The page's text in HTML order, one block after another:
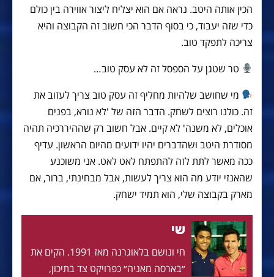
הכין אותה היטב. נראה אם הוא יצליח ליצור אווירה בין כולם
כדי שזה יעבוד, כי בסוף הדבר הכי חשוב זה הקבוצה והיא
צריכה לתפקד טוב.
טר שטגן על הספסל זה לא עסק טוב…
מי שחושב שלהיות מחליף זה עסק טוב צריך לעזוב את
זה. כולנו רוצים לשחק. הדבר הזה של 'לא נורא, בפנים
אוכלים, לא משנה' לא קיים. אבל חשוב רק שההיררכיה תהיה
מסודרת היטב ושהדברים יהיו ידועים מהיום הראשון. עדיף
ככה מאשר לתת לזה להתפתח לאט לאט. אני משוכנע
שהאנזי יודע מה הוא צריך לעשות, אבל מבחינתי, ברור, אם
מארק בקבוצה שלי, הוא תמיד ישחק.
שי
חי ונושם בלאוגרנה מאז 1991. הקים את
״בארסה מאניה״ כפרויקט צד בתיכון,